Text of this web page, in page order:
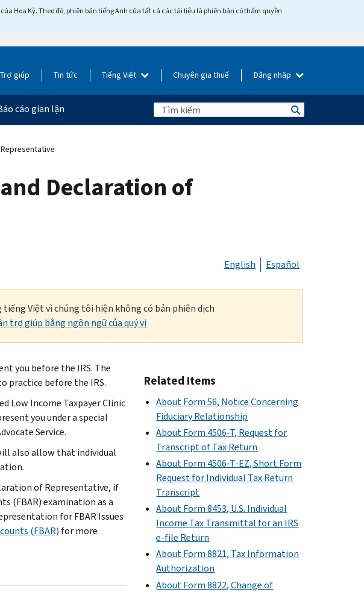
Hoa Kỳ. Theo đó, phiên bản tiếng Anh của tất cả các tài liệu là phiên bản có thẩm quyền
Trợ giúp Tin tức Tiếng Việt Chuyên gia thuế Đăng nhập
cáo gian lận
Declaration of
English Español
tiếng Việt vì chúng tôi hiện không có bản phiên dịch
trợ giúp bằng ngôn ngữ của quý vị
you before the IRS. The
practice before the IRS.
Low Income Taxpayer Clinic
you under a special
Service.
also allow that individual
of Representative, if
(FBAR) examination as a
for FBAR Issues
(FBAR) for more
Related Items
About Form 56, Notice Concerning
Fiduciary Relationship
About Form 4506-T, Request for
Transcript of Tax Return
About Form 4506-T-EZ, Short Form
Request for Individual Tax Return
Transcript
About Form 8453, U.S. Individual
Income Tax Transmittal for an IRS
e-file Return
About Form 8821, Tax Information
Authorization
About Form 8822, Change of